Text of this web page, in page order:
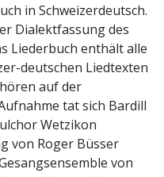
in Schweizerdeutsch.
Dialektfassung des
Liederbuch enthält alle
deutschen Liedtexten
auf der
tat sich Bardill
Wetzikon
von Roger Büsser
von